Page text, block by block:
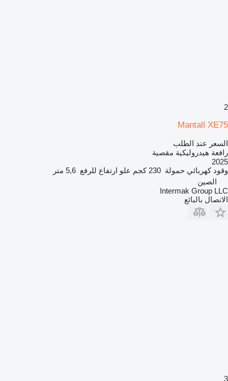
2
Mantall XE75
السعر عند الطلب
رافعة هيدروليكية مقصية
2025
وقود كهربائي حمولة 230 كجم علو ارتفاع للرفع 5,6 متر
الصين
Intermak Group LLC
الاتصال بالبائع
3